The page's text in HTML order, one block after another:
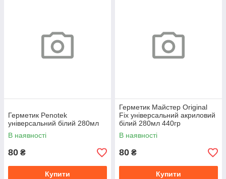
Герметик Penotek
універсальний білий 280мл
В наявності
80 ₴
Купити
Герметик Майстер Original
Fix універсальний акриловий
білий 280мл 440гр
В наявності
80 ₴
Купити